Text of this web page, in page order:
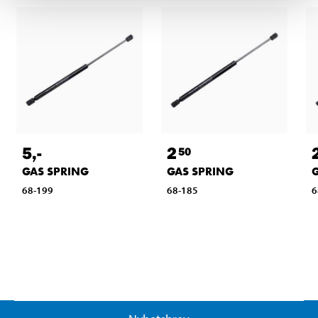
5,-
GAS SPRING
68-199
250
GAS SPRING
68-185